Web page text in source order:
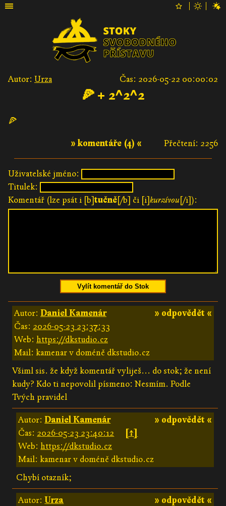
Autor: Urza Čas: 2026-05-22 00:00:02
🍕 + 2^2^2
🍕
Přečtení: 2256
» komentáře (4) «
Uživatelské jméno:
Titulek:
Komentář (lze psát i [b]tučně[/b] či [i]kurzívou[/i]):
Vylít komentář do Stok
» odpovědět «
Autor: Daniel Kamenár
Čas: 2026-05-23 23:37:33
Web: https://dkstudio.cz
Mail: kamenar v doméně dkstudio.cz
Všiml sis. že když komentář vyliješ... do stok; že není
kudy? Kdo ti nepovolil písmeno: Nesmím. Podle
Tvých pravidel
» odpovědět «
Autor:Daniel Kamenár
Čas: 2026-05-23 23:40:12
[↑]
Web:https://dkstudio.cz
Mail: kamenar v doméně dkstudio.cz
Chybí otazník;
» odpovědět «
Autor:Urza